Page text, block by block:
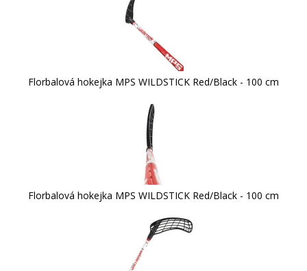
Florbalová hokejka MPS WILDSTICK Red/Black - 100 cm
Florbalová hokejka MPS WILDSTICK Red/Black - 100 cm